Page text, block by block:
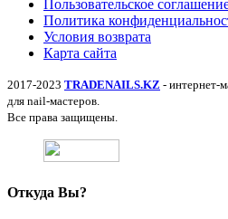
Пользовательское
Политика
Условия возврата
Карта сайта
2017-2023 TRADENAILS.KZ - интернет-
для nail-мастеров.
Все права защищены.
Откуда Вы?